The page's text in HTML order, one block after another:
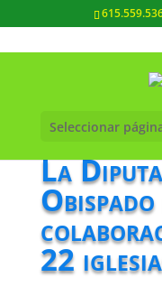
Seleccionar
La
22